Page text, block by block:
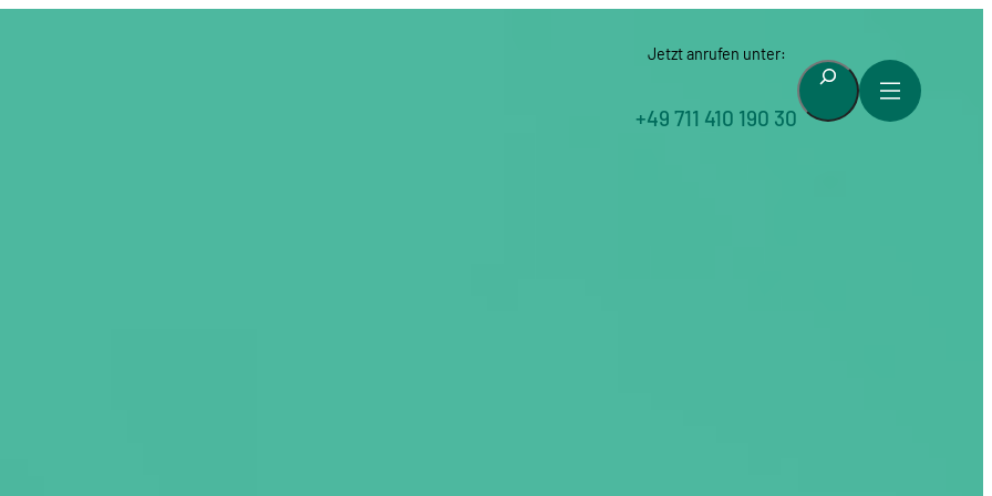
Jetzt anrufen unter:
+49 711 410 190 30
Suchen